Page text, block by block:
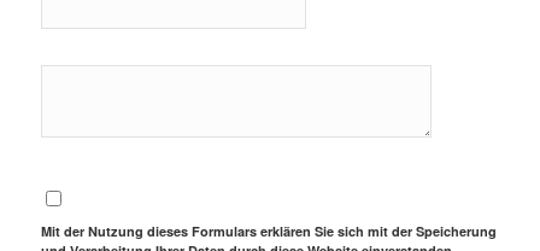
Mit der Nutzung dieses Formulars erklären Sie sich mit der Speicherung